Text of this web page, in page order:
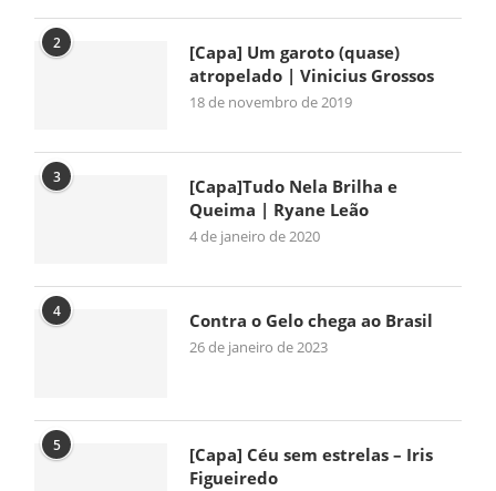
2
[Capa] Um garoto (quase)
atropelado | Vinicius Grossos
18 de novembro de 2019
3
[Capa]Tudo Nela Brilha e
Queima | Ryane Leão
4 de janeiro de 2020
4 Contra o Gelo chega ao Brasil
26 de janeiro de 2023
5
[Capa] Céu sem estrelas – Iris
Figueiredo